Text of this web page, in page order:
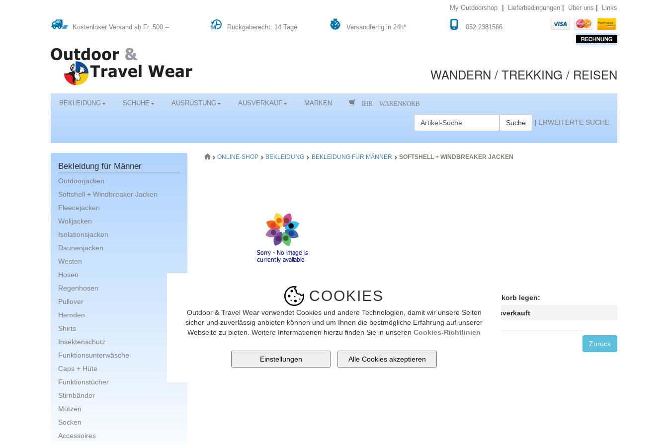
COOKIES
Outdoor & Travel Wear verwendet Cookies und andere Technologien, damit wir unsere Seiten
sicher und zuverlässig anbieten können und um Ihnen die bestmögliche Erfahrung auf unserer
Webseite zu bieten. Weitere Informationen hierzu finden Sie in unseren Cookies-Richtlinien
My Outdoorshop | Lieferbedingungen | Über uns | Links
Kostenloser Versand ab Fr. 500.-- Rückgaberecht: 14 Tage Versandfertig in 24h* 052 2381566
WANDERN / TREKKING / REISEN
BEKLEIDUNG SCHUHE AUSRÜSTUNG AUSVERKAUF MARKEN IHR WARENKORB
Suche | ERWEITERTE SUCHE
Bekleidung für Männer
Outdoorjacken
Softshell + Windbreaker Jacken
Fleecejacken
Wolljacken
Isolationsjacken
Daunenjacken
Westen
Hosen
Regenhosen
Pullover
Hemden
Shirts
Insektenschutz
Funktionsunterwäsche
Caps + Hüte
Funktionstücher
Stirnbänder
Mützen
Socken
Accessoires
ONLINE-SHOP BEKLEIDUNG BEKLEIDUNG FÜR MÄNNER SOFTSHELL + WINDBREAKER JACKEN
Bild vergrössern
CHF: Lieferbar?
In den Warenkorb legen:
none
Leider ausverkauft
Zurück